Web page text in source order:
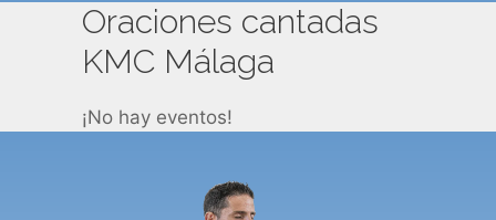
Oraciones cantadas
KMC Málaga
¡No hay eventos!